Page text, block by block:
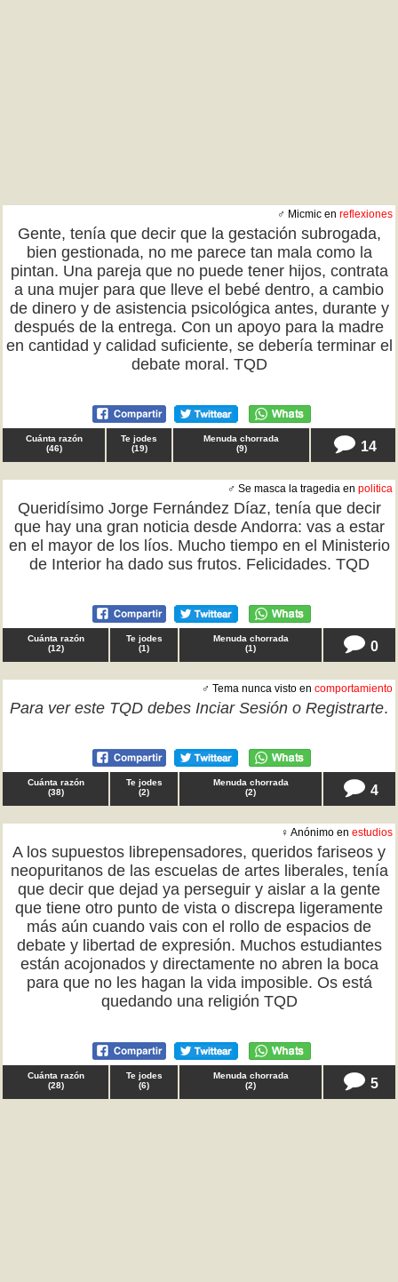
♂ Micmic en reflexiones
Gente, tenía que decir que la gestación subrogada,
bien gestionada, no me parece tan mala como la
pintan. Una pareja que no puede tener hijos, contrata
a una mujer para que lleve el bebé dentro, a cambio
de dinero y de asistencia psicológica antes, durante y
después de la entrega. Con un apoyo para la madre
en cantidad y calidad suficiente, se debería terminar el
debate moral. TQD
Cuánta razón
(46)
Te jodes
(19)
Menuda chorrada
(9) 14
♂ Se masca la tragedia en politica
Queridísimo Jorge Fernández Díaz, tenía que decir
que hay una gran noticia desde Andorra: vas a estar
en el mayor de los líos. Mucho tiempo en el Ministerio
de Interior ha dado sus frutos. Felicidades. TQD
Cuánta razón
(12)
Te jodes
(1)
Menuda chorrada
(1) 0
♂ Tema nunca visto en comportamiento
Para ver este TQD debes Inciar Sesión o Registrarte.
Cuánta razón
(38)
Te jodes
(2)
Menuda chorrada
(2) 4
♀ Anónimo en estudios
A los supuestos librepensadores, queridos fariseos y
neopuritanos de las escuelas de artes liberales, tenía
que decir que dejad ya perseguir y aislar a la gente
que tiene otro punto de vista o discrepa ligeramente
más aún cuando vais con el rollo de espacios de
debate y libertad de expresión. Muchos estudiantes
están acojonados y directamente no abren la boca
para que no les hagan la vida imposible. Os está
quedando una religión TQD
Cuánta razón
(28)
Te jodes
(6)
Menuda chorrada
(2) 5